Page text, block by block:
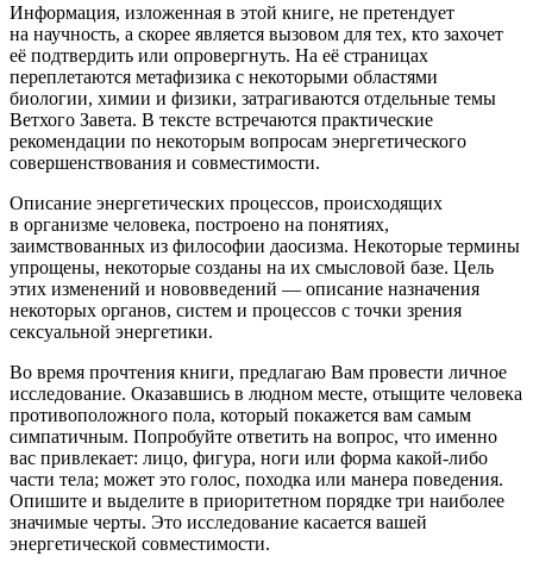
Информация, изложенная в этой книге, не претендует
на научность, а скорее является вызовом для тех, кто захочет
её подтвердить или опровергнуть. На её страницах
переплетаются метафизика с некоторыми областями
биологии, химии и физики, затрагиваются отдельные темы
Ветхого Завета. В тексте встречаются практические
рекомендации по некоторым вопросам энергетического
совершенствования и совместимости.
Описание энергетических процессов, происходящих
в организме человека, построено на понятиях,
заимствованных из философии даосизма. Некоторые термины
упрощены, некоторые созданы на их смысловой базе. Цель
этих изменений и нововведений — описание назначения
некоторых органов, систем и процессов с точки зрения
сексуальной энергетики.
Во время прочтения книги, предлагаю Вам провести личное
исследование. Оказавшись в людном месте, отыщите человека
противоположного пола, который покажется вам самым
симпатичным. Попробуйте ответить на вопрос, что именно
вас привлекает: лицо, фигура, ноги или форма какой-либо
части тела; может это голос, походка или манера поведения.
Опишите и выделите в приоритетном порядке три наиболее
значимые черты. Это исследование касается вашей
энергетической совместимости.